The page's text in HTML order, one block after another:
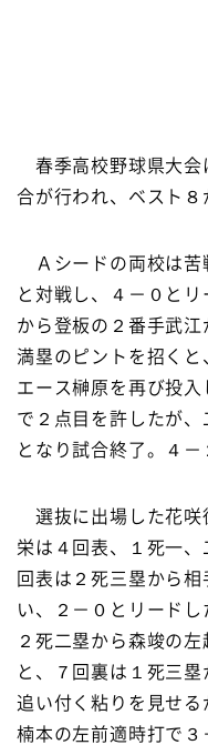
春季高校野球県大会
合が行われ、ベスト８
Ａシードの両校は苦
と対戦し、４－０と
から登板の２番手武
満塁のピントを招くと
エース榊原を再び投
で２点目を許したが
となり試合終了。４－
選抜に出場した花咲
栄は４回表、１死一、
回表は２死三塁から
い、２－０とリードし
２死二塁から森竣の
と、７回裏は１死三
追い付く粘りを見せ
楠本の左前適時打で